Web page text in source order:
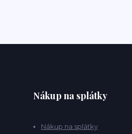
Nákup na splátky
Nákup na splátky